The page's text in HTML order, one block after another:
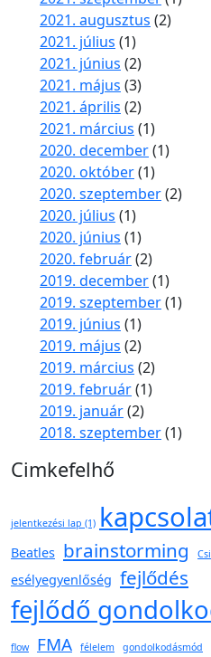
2021. augusztus (2)
2021. július (1)
2021. június (2)
2021. május (3)
2021. április (2)
2021. március (1)
2020. december(1)
2020. október(1)
2020. szeptember(2)
2020. július (1)
2020. június (1)
2020. február(2)
2019. december(1)
2019. szeptember(1)
2019. június (1)
2019. május (2)
2019. március (2)
2019. február(1)
2019. január(2)
2018. szeptember(1)
Cimkefelhő
jelentkezési lap (1)
Beatles brainstorming
esélyegyenlőség fejlődés
fejlődő
flow FMA félelem gondolkodásmód